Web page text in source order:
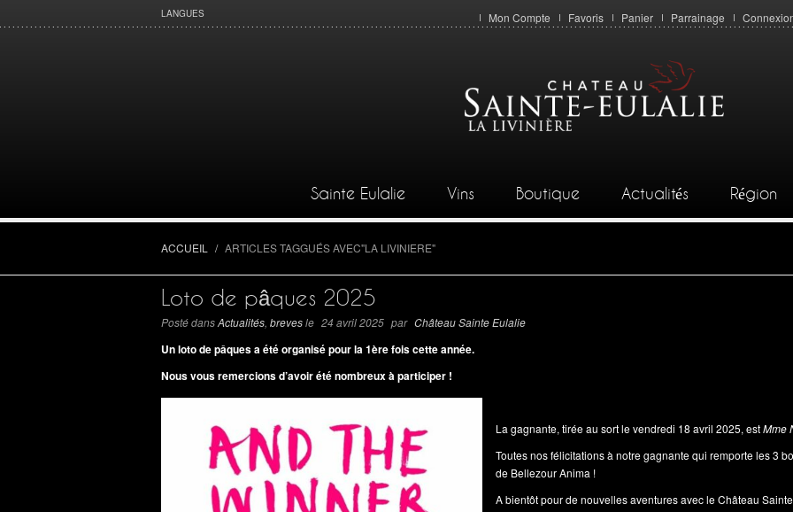
LANGUES Mon Compte Favoris Panier Parrainage
Sainte Eulalie Vins Boutique Actualités Région
ACCUEIL / ARTICLES TAGGUÉS AVEC"LA LIVINIERE"
Loto de pâques 2025
Posté dansActualités, brevesle 24 avril 2025 par Château Sainte Eulalie
Un loto de pâques a été organisé pour la 1ère fois cette année.
Nous vous remercions d’avoir été nombreux à participer !
La gagnante, tirée au sort le vendredi 18 avril 2025, estMme
Toutes nos félicitations à notre gagnante qui remporte les 3
de Bellezour Anima !
A bientôt pour de nouvelles aventures avec le Château